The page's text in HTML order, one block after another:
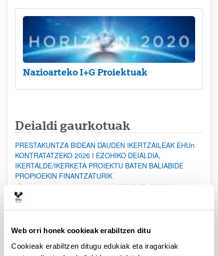
Web orri honek cookieak erabiltzen ditu
Cookieak erabiltzen ditugu edukiak eta iragarkiak
Nazioarteko I+G Proiektuak
Deialdi gaurkotuak
PRESTAKUNTZA BIDEAN DAUDEN IKERTZAILEAK EHUn
KONTRATATZEKO 2026 I EZOHIKO DEIALDIA,
IKERTALDE/IKERKETA PROIEKTU BATEN BALIABIDE
PROPIOEKIN FINANTZATURIK
Aurkezteko epea ez dago zabalik: 2026/08/07 - 2026/08/14
erosi eta berritzeko laguntzak 2026
Izapide irekia